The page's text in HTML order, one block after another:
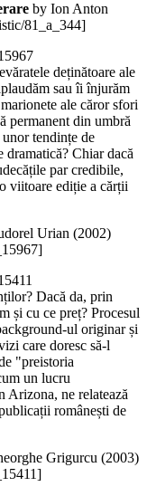
by Ion Anton
81_a_344]
deținătoare ale
sau îi înjurăm
ale căror sfori
permanent din umbră
tendințe de
dramatică? Chiar dacă
par credibile,
viitoare ediție a cărții
Urian (2002)
Dacă da, prin
și cu ce preț? Procesul
ul originar și
care doresc să-l
"preistoria
un lucru
Arizona, ne relatează
românești de
Grigurcu (2003)